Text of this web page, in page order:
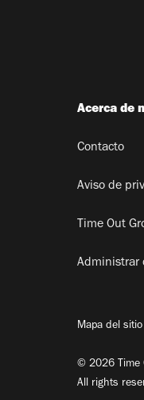
Acerca de
Contacto
Aviso de
Time Out
Administrar
Mapa del sitio
© 2026 Time
All rights